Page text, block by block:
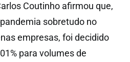
Coutinho afirmou que,
sobretudo no
empresas, foi decidido
para volumes de